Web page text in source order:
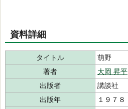
資料詳細
タイトル
萌野
著者
大岡 昇平
出版者
講談社
出版年
１９７８